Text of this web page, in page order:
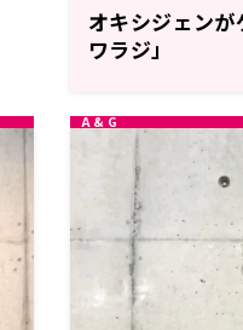
オキシジェン
ワラジ」